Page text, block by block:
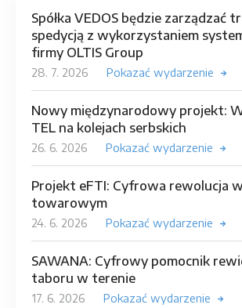
Spółka VEDOS będzie zarządzać
spedycją z wykorzystaniem
firmy OLTIS Group
28. 7. 2026 Pokazać wydarzenie
Nowy międzynarodowy projekt:
TEL na kolejach serbskich
26. 6. 2026 Pokazać wydarzenie
Projekt eFTI: Cyfrowa rewolucja
towarowym
24. 6. 2026 Pokazać wydarzenie
SAWANA: Cyfrowy pomocnik
taboru w terenie
17. 6. 2026 Pokazać wydarzenie